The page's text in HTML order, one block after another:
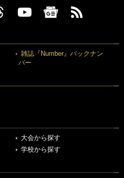
雑誌『Number』バックナン
バー
大会から探す
学校から探す